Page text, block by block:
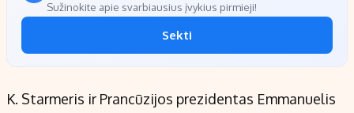
Sužinokite apie svarbiausius įvykius pirmieji!
Sekti
K. Starmeris ir Prancūzijos prezidentas Emmanuelis